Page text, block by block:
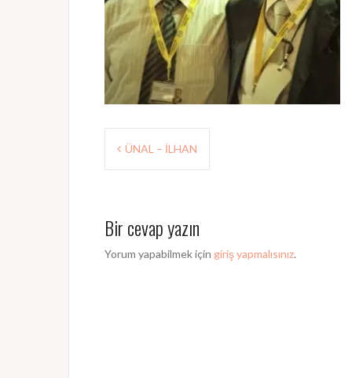
ı
d
ÜNAL – İLHAN
Bir cevap yazın
Yorum yapabilmek için giriş yapmalısınız.